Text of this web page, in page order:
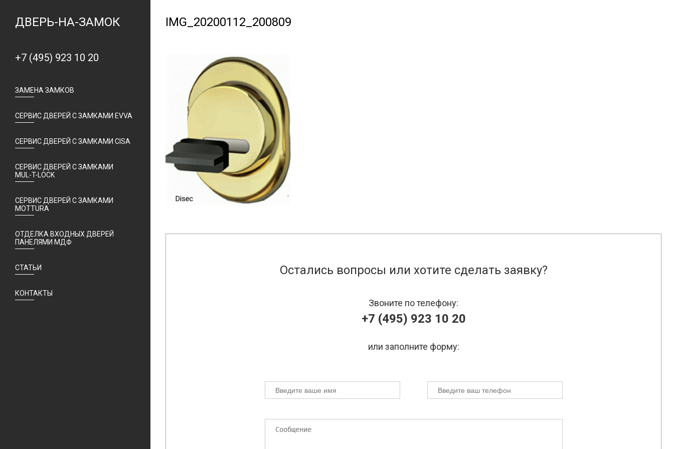
ДВЕРЬ-НА-ЗАМОК
+7 (495) 923 10 20
ЗАМЕНА ЗАМКОВ
СЕРВИС ДВЕРЕЙ С ЗАМКАМИ EVVA
СЕРВИС ДВЕРЕЙ С ЗАМКАМИ CISA
СЕРВИС ДВЕРЕЙ С ЗАМКАМИ
MUL-T-LOCK
СЕРВИС ДВЕРЕЙ С ЗАМКАМИ
MOTTURA
ОТДЕЛКА ВХОДНЫХ ДВЕРЕЙ
ПАНЕЛЯМИ МДФ
СТАТЬИ
КОНТАКТЫ
IMG_20200112_200809
Остались вопросы или хотите сделать заявку?
Звоните по телефону:
+7 (495) 923 10 20
или заполните форму: